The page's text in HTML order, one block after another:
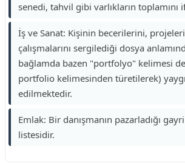
senedi, tahvil gibi varlıkların toplamını
İş ve Sanat: Kişinin becerilerini,
çalışmalarını sergilediği dosya
bağlamda bazen "portfolyo" kelimesi
portfolio kelimesinden türetilerek)
edilmektedir.
Emlak: Bir danışmanın pazarladığı
listesidir.